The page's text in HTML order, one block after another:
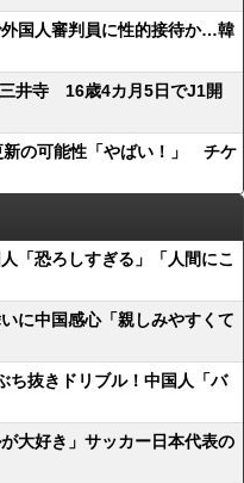
国人審判員に性的接待か…韓
三井寺 16歳4カ月5日でJ1開
新の可能性「やばい！」 チケ
「恐ろしすぎる」「人間にこ
に中国感心「親しみやすくて
ち抜きドリブル！中国人「バ
大好き」サッカー日本代表の